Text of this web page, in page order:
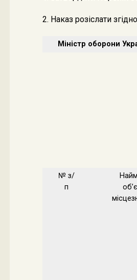
2. Наказ розіслати
Міністр оборони
№ з/
п